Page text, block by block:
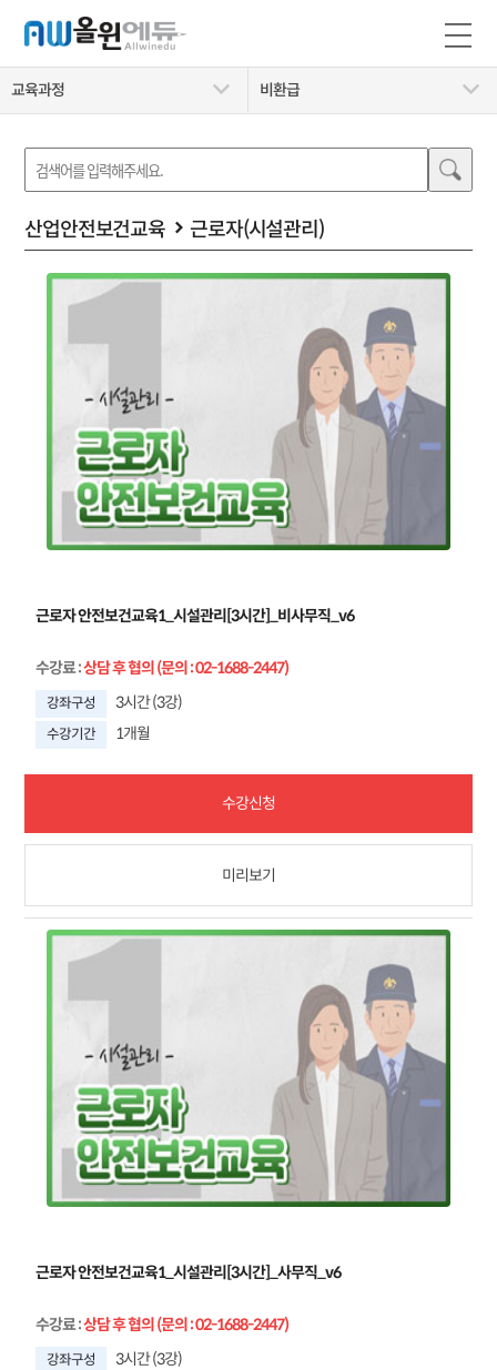
교육과정 비환급
산업안전보건교육 근로자(시설관리)
근로자 안전보건교육1_시설관리[3시간]_비사무직_v6
수강료:상담 후 협의 (문의 : 02-1688-2447)
강좌구성 3시간 (3강)
수강기간 1개월
수강신청
미리보기
근로자 안전보건교육1_시설관리[3시간]_사무직_v6
수강료:상담 후 협의 (문의 : 02-1688-2447)
강좌구성 3시간 (3강)